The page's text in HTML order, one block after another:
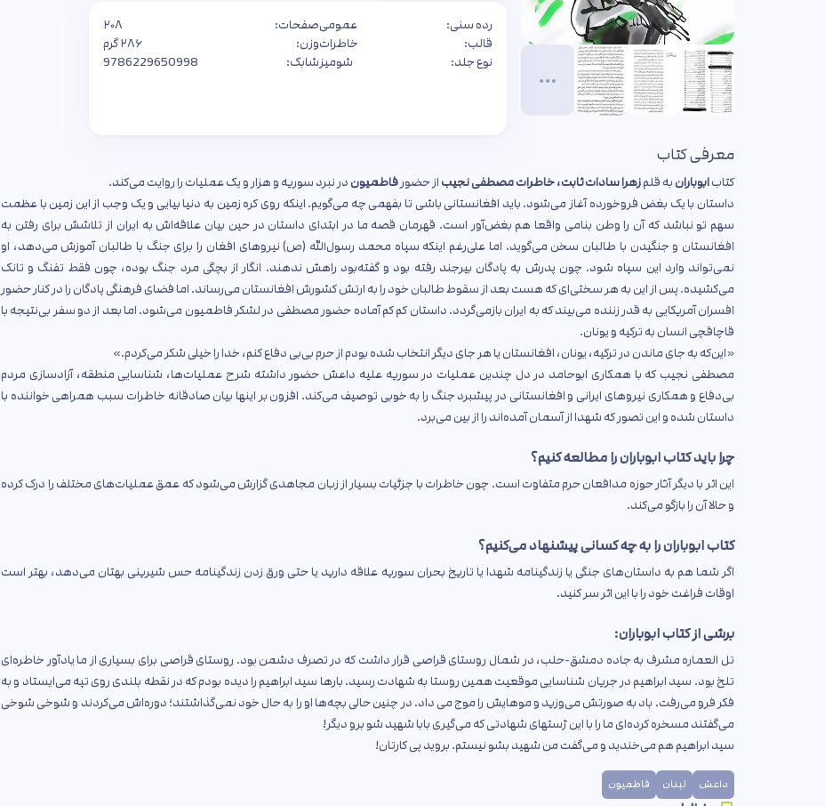
رده سنی:
عمومی
قالب:
خاطرات
نوع جلد:
شومیز
صفحات:
۲۰۸
وزن:
۲۸۶ گرم
شابک:
9786229650998
معرفی کتاب
کتابابوباران به قلمزهرا سادات ثابت، خاطرات مصطفی نجیب از حضور فاطمیون در نبرد سوریه و هزار و یک عملیات را روایت می‌کند.
داستان با یک بغض فروخورده آغاز می‌شود. باید افغانستانی باشی تا بفهمی چه می‌گویم. اینکه روی کره زمین به دنیا بیایی و یک وجب از این زمین با عظمت
سهم تو نباشد که آن را وطن بنامی واقعا هم بغض‌آور است. قهرمان قصه‌ ما در ابتدای داستان در حین بیان علاقه‌اش به ایران از تلاشش برای رفتن به
افغانستان و جنگیدن با طالبان سخن می‌گوید. اما علی‌رغم اینکه سپاه محمد رسول‌الله (ص) نیروهای افغان را برای جنگ با طالبان آموزش می‌دهد، او
نمی‌تواند وارد این سپاه شود. چون پدرش به پادگان بیرجند رفته بود و گفته‌بود راهش ندهند. انگار از بچگی مرد جنگ بوده، چون فقط تفنگ و تانک
می‌کشیده. پس از این به هر سختی‌ای که هست بعد از سقوط طالبان خود را به ارتش کشورش افغانستان می‌رساند. اما فضای فرهنگی پادگان را در کنار حضور
افسران آمریکایی به قدر زننده می‌بیند که به ایران بازمی‌گردد. داستان کم کم آماده حضور مصطفی در لشکر فاطمیون می‌شود. اما بعد از دو سفر بی‌نتیجه با
قاچاقچی انسان به ترکیه و یونان.
«این‌که به جای ماندن در ترکیه، یونان، افغانستان یا هر جای دیگر انتخاب شده‌ بودم از حرم بی‌بی دفاع کنم، خدا را خیلی شکر می‌کردم.»
مصطفی نجیب که با همکاری ابوحامد در دل چندین عملیات در سوریه علیه داعش حضور داشته شرح عملیات‌ها، شناسایی منطقه، آزادسازی مردم
بی‌دفاع و همکاری نیروهای ایرانی و افغانستانی در پیشبرد جنگ را به خوبی توصیف می‌کند. افزون بر اینها بیان صادقانه خاطرات سبب همراهی خواننده با
داستان شده و این تصور که شهدا از آسمان آمده‌اند را از بین می‌برد.
چرا باید کتاب ابوباران را مطالعه کنیم؟
این اثر با دیگر آثار حوزه مدافعان حرم متفاوت است. چون خاطرات با جزئیات بسیار از زبان مجاهدی گزارش می‌شود که عمق عملیات‌های مختلف را درک کرده
و حالا آن را بازگو می‌کند.
کتاب ابوباران را به چه کسانی پیشنهاد می‌کنیم؟
اگر شما هم به داستان‌های جنگی یا زندگینامه شهدا یا تاریخ بحران سوریه علاقه دارید یا حتی ورق زدن زندگینامه حس شیرینی بهتان می‌دهد، بهتر است
اوقات فراغت خود را با این اثر سر کنید.
برشی از کتاب ابوباران:
تل العماره مشرف به جاده دمشق-حلب، در شمال روستای قراصی قرار داشت که در تصرف دشمن بود. روستای قراصی برای بسیاری از ما یادآور خاطره‌ای
تلخ بود. سید ابراهیم در جریان شناسایی موقعیت همین روستا به شهادت رسید. بارها سید ابراهیم را دیده بودم که در نقطه بلندی روی تپه می‌ایستاد و به
فکر فرو می‌رفت. باد به صورتش می‌وزید و موهایش را موج می داد. در چنین حالی بچه‌ها او را به حال خود نمی‌گذاشتند؛ دوره‌اش می‌کردند و شوخی شوخی
می‌گفتند مسخره کرده‌ای ما را با این ژستهای شهادتی که می‌گیری بابا شهید شو برو دیگر!
سید ابراهیم هم می‌خندید و می‌گفت من شهید بشو نیستم. بروید پی کارتان!
داعش لبنان فاطمیون